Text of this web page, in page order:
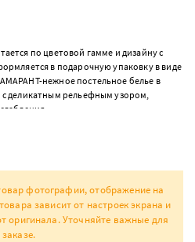
по цветовой гамме и дизайну с
в подарочную упаковку в виде
нежное постельное белье в
деликатным рельефным узором,
фотографии, отображение на
зависит от настроек экрана и
оригинала. Уточняйте важные для